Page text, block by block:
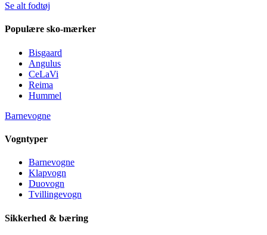
Se alt fodtøj
Populære sko-mærker
Bisgaard
Angulus
CeLaVi
Reima
Hummel
Barnevogne
Vogntyper
Barnevogne
Klapvogn
Duovogn
Tvillingevogn
Sikkerhed & bæring